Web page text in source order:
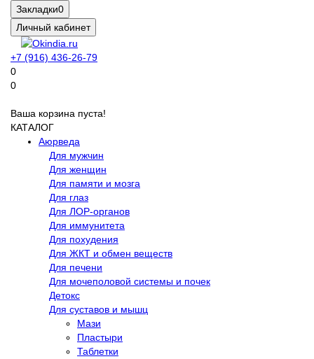
Закладки0
Личный кабинет
+7 (916) 436-26-79
0
0
Ваша корзина пуста!
КАТАЛОГ
Аюрведа
Для мужчин
Для женщин
Для памяти и мозга
Для глаз
Для ЛОР-органов
Для иммунитета
Для похудения
Для ЖКТ и обмен веществ
Для печени
Для мочеполовой системы и почек
Детокс
Для суставов и мышц
Мази
Пластыри
Таблетки